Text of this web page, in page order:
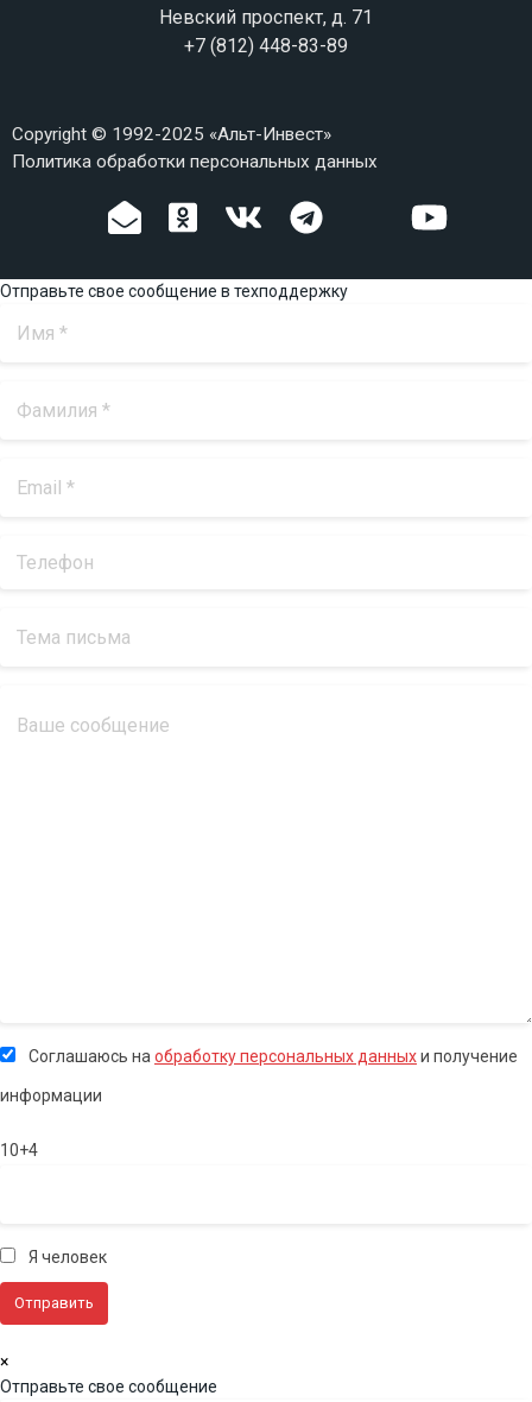
Невский проспект, д. 71
+7 (812) 448-83-89
Copyright © 1992-2025 «Альт-Инвест»
Политика обработки персональных данных
Отправьте свое сообщение в техподдержку
Соглашаюсь наобработку персональных данныхи получение
информации
10+4
Я человек
×
Отправьте свое сообщение